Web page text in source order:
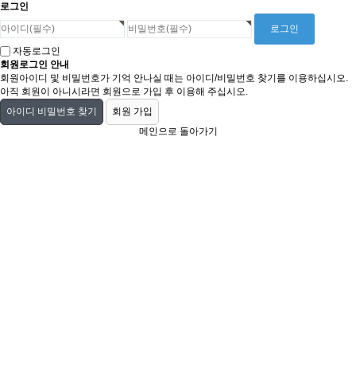
로그인
자동로그인
회원로그인 안내
회원아이디 및 비밀번호가 기억 안나실 때는 아이디/비밀번호 찾기를 이용하십시오.
아직 회원이 아니시라면 회원으로 가입 후 이용해 주십시오.
아이디 비밀번호 찾기
회원 가입
메인으로 돌아가기